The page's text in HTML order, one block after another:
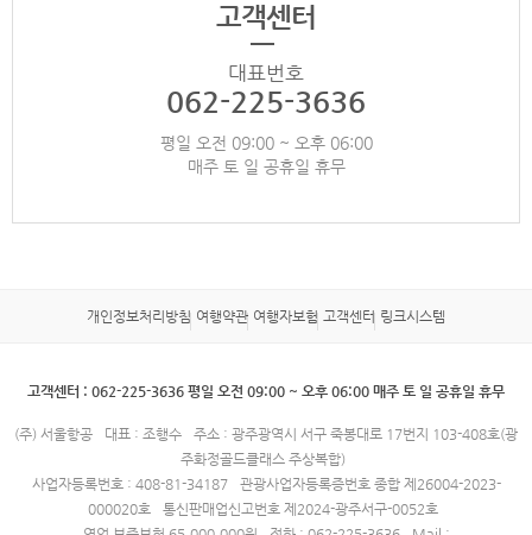
고객센터
대표번호
062-225-3636
평일 오전 09:00 ~ 오후 06:00
매주 토 일 공휴일 휴무
개인정보처리방침 여행약관 여행자보험 고객센터 링크시스템
고객센터 : 062-225-3636 평일 오전 09:00 ~ 오후 06:00 매주 토 일 공휴일 휴무
(주) 서울항공 대표 : 조행수
주소 : 광주광역시 서구 죽봉대로 17번지 103-408호(광
주화정골드클래스 주상복합)
사업자등록번호 : 408-81-34187
관광사업자등록증번호 종합 제26004-2023-
000020호
통신판매업신고번호 제2024-광주서구-0052호